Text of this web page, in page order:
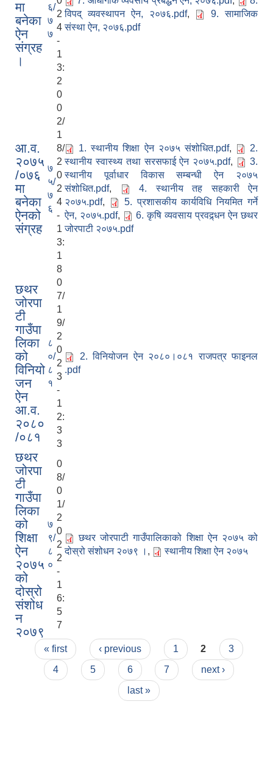
मा
बनेका
ऐन
संग्रह
।
६/
७
७
2
4
-
1
3:
2
0
विपद् व्यवस्थापन ऐन, २०७६.pdf,
9. सामाजिक
संस्था ऐन, २०७६.pdf
आ.व.
२०७५
/०७६
मा
बनेका
ऐनको
स‌ंग्रह
७
५/
७
६
0
2/
1
8/
2
0
2
4
-
1
3:
1
8
1. स्थानीय शिक्षा ऐन २०७५ संशोधित.pdf,
2.
स्थानीय स्वास्थ्य तथा सरसफाई ऐन २०७५.pdf,
3.
स्थानीय पूर्वाधार विकास सम्बन्धी ऐन २०७५
संशोधित.pdf,
4. स्थानीय तह सहकारी ऐन
२०७५.pdf,
5. प्रशासकीय कार्यविधि नियमित गर्ने
ऐन, २०७५.pdf,
6. कृषि व्यवसाय प्रवद्र्धन ऐन छथर
जोरपाटी २०७५.pdf
छथर
जोरपा
टी
गाउँपा
लिका
को
विनियो
जन
ऐन
आ.व.
२०८०
/०८१
८
०/
८
१
0
7/
1
9/
2
0
2
3
-
1
2:
3
3
2. विनियोजन ऐन २०८०।०८१ राजपत्र फाइनल
.pdf
छथर
जोरपा
टी
गाउँपा
लिका
को
शिक्षा
ऐन
२०७५
को
दोस्रो
संशोध
न
२०७९
७
९/
८
०
0
8/
0
1/
2
0
2
2
-
1
6:
5
7
छथर जोरपाटी गाउँपालिकाको शिक्षा ऐन २०७५ को
दोस्रो संशोधन २०७९ । , स्थानीय शिक्षा ऐन २०७५
Pages
« first ‹ previous 1 2
3
4
5 6 7
next ›
last »